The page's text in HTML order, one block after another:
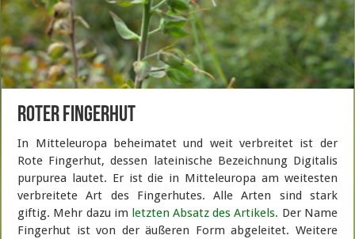
Roter Fingerhut
In Mitteleuropa beheimatet und weit verbreitet ist der
Rote Fingerhut, dessen lateinische Bezeichnung Digitalis
purpurea lautet. Er ist die in Mitteleuropa am weitesten
verbreitete Art des Fingerhutes. Alle Arten sind stark
giftig. Mehr dazu im letzten Absatz des Artikels. Der Name
Fingerhut ist von der äußeren Form abgeleitet. Weitere